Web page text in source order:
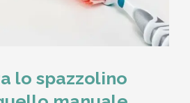
lo spazzolino